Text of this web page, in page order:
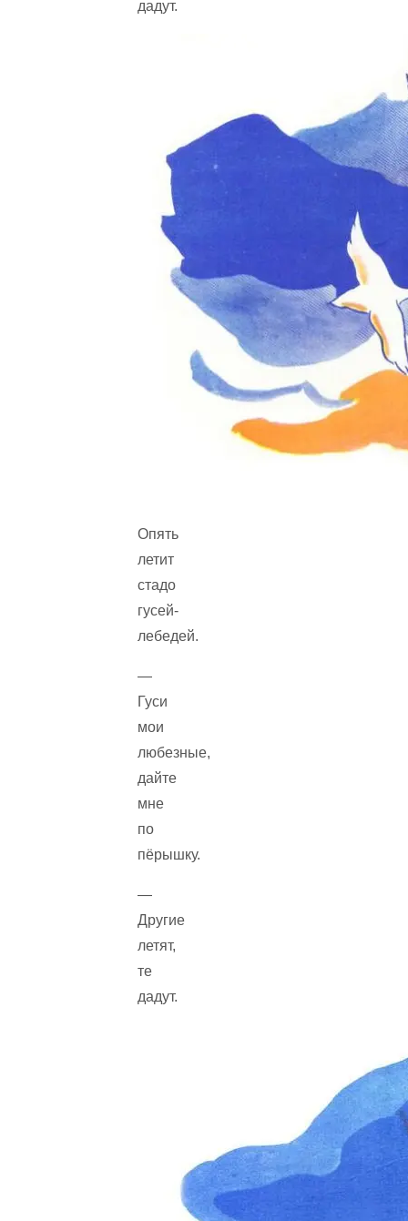
дадут.
Опять
летит
стадо
гусей-
лебедей.
—
Гуси
мои
любезные,
дайте
мне
по
пёрышку.
—
Другие
летят,
те
дадут.